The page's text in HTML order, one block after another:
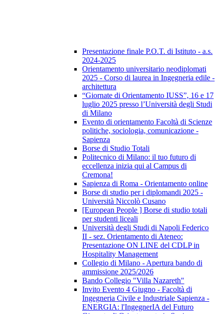
Presentazione finale P.O.T. di Istituto - a.s.
2024-2025
Orientamento universitario neodiplomati
2025 - Corso di laurea in Ingegneria edile -
architettura
“Giornate di Orientamento IUSS”, 16 e 17
luglio 2025 presso l’Università degli Studi
di Milano
Evento di orientamento Facoltà di Scienze
politiche, sociologia, comunicazione -
Sapienza
Borse di Studio Totali
Politecnico di Milano: il tuo futuro di
eccellenza inizia qui al Campus di
Cremona!
Sapienza di Roma - Orientamento online
Borse di studio per i diplomandi 2025 -
Università Niccolò Cusano
[European People ] Borse di studio totali
per studenti liceali
Università degli Studi di Napoli Federico
II - sez. Orientamento di Ateneo:
Presentazione ON LINE del CDLP in
Hospitality Management
Collegio di Milano - Apertura bando di
ammissione 2025/2026
Bando Collegio "Villa Nazareth"
Invito Evento 4 Giugno - Facoltà di
Ingegneria Civile e Industriale Sapienza -
ENERGIA: l'IngegnerIA del Futuro